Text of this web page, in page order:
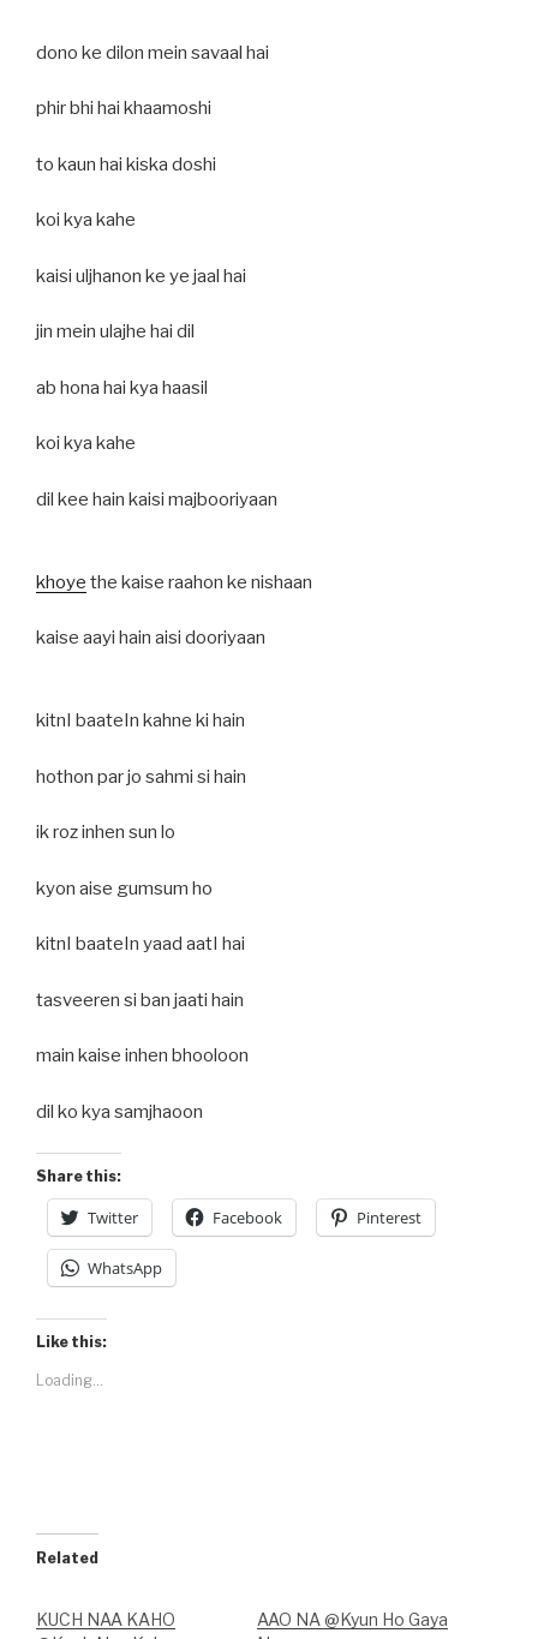
dono ke dilon mein savaal hai
phir bhi hai khaamoshi
to kaun hai kiska doshi
koi kya kahe
kaisi uljhanon ke ye jaal hai
jin mein ulajhe hai dil
ab hona hai kya haasil
koi kya kahe
dil kee hain kaisi majbooriyaan
khoye the kaise raahon ke nishaan
kaise aayi hain aisi dooriyaan
kitnI baateIn kahne ki hain
hothon par jo sahmi si hain
ik roz inhen sun lo
kyon aise gumsum ho
kitnI baateIn yaad aatI hai
tasveeren si ban jaati hain
main kaise inhen bhooloon
dil ko kya samjhaoon
Share this:
Twitter Facebook Pinterest
WhatsApp
Like this:
Loading...
Related
KUCH NAA KAHO
AAO NA @Kyun Ho Gaya